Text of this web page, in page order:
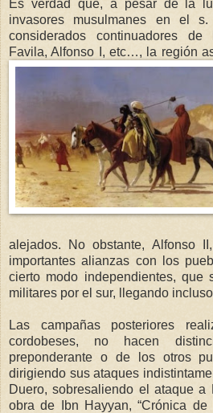
Es verdad que, a pesar de la
invasores musulmanes en el
considerados continuadores
Favila, Alfonso I, etc…, la región
alejados. No obstante, Alfonso
importantes alianzas con los
cierto modo independientes, que
militares por el sur, llegando
Las campañas posteriores
cordobeses, no hacen
preponderante o de los otros
dirigiendo sus ataques
Duero, sobresaliendo el ataque
obra de Ibn Hayyan, “Crónica